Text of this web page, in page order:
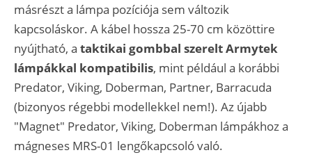
másrészt a lámpa pozíciója sem változik
kapcsoláskor. A kábel hossza 25-70 cm közöttire
nyújtható, a taktikai gombbal szerelt Armytek
lámpákkal kompatibilis, mint például a korábbi
Predator, Viking, Doberman, Partner, Barracuda
(bizonyos régebbi modellekkel nem!). Az újabb
"Magnet" Predator, Viking, Doberman lámpákhoz a
mágneses MRS-01 lengőkapcsoló való.